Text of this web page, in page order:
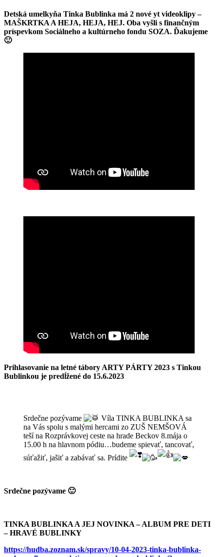
Detská umelkyňa Tinka Bublinka má 2 nové yt videoklipy –
MAŠKRTKA A HEJA, HEJA, HEJ. Oba vyšli s finančným
príspevkom Sociálneho a kultúrneho fondu SOZA. Ďakujeme
🙂
Prihlasovanie na letné tábory ARTY PÁRTY 2023 s Tinkou
Bublinkou je predĺžené do 15.6.2023
Srdečne pozývame
Víla TINKA BUBLINKA sa
na Vás spolu s malými hercami zo ZUŠ NEMŠOVÁ
teší na Rozprávkovej ceste na hrade Beckov 8.mája o
15.00 h na hlavnom pódiu…budeme spievať, tancovať,
súťažiť, jašiť a zabávať sa. Prídite
Srdečne pozývame 🙂
TINKA BUBLINKA A JEJ NOVINKA – ALBUM PRE DETI
– HRAVÉ BUBLINKY
https://hudba.zoznam.sk/spravy/10-04-2023-tinka-bublinka-